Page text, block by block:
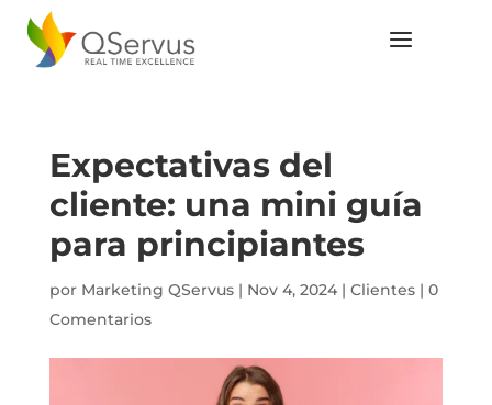
Expectativas del
cliente: una mini guía
para principiantes
por Marketing QServus| Nov 4, 2024| Clientes| 0
Comentarios